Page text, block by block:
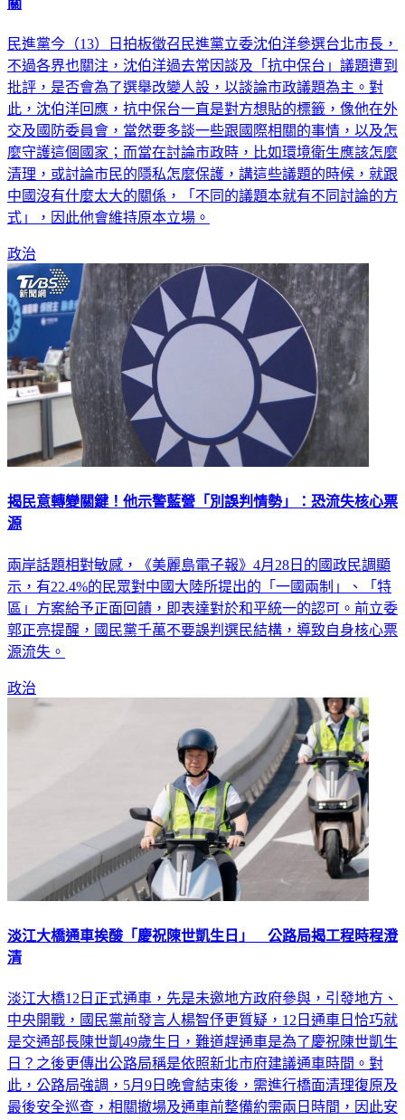
民進黨今（13）日拍板徵召民進黨立委沈伯洋參選台北市長，
不過各界也關注，沈伯洋過去常因談及「抗中保台」議題遭到
批評，是否會為了選舉改變人設，以談論市政議題為主。對
此，沈伯洋回應，抗中保台一直是對方想貼的標籤，像他在外
交及國防委員會，當然要多談一些跟國際相關的事情，以及怎
麼守護這個國家；而當在討論市政時，比如環境衛生應該怎麼
清理，或討論市民的隱私怎麼保護，講這些議題的時候，就跟
中國沒有什麼太大的關係，「不同的議題本就有不同討論的方
式」，因此他會維持原本立場。
政治
揭民意轉變關鍵！他示警藍營「別誤判情勢」：恐流失核心票
源
兩岸話題相對敏感，《美麗島電子報》4月28日的國政民調顯
示，有22.4%的民眾對中國大陸所提出的「一國兩制」、「特
區」方案給予正面回饋，即表達對於和平統一的認可。前立委
郭正亮提醒，國民黨千萬不要誤判選民結構，導致自身核心票
源流失。
政治
淡江大橋通車挨酸「慶祝陳世凱生日」 公路局揭工程時程澄
清
淡江大橋12日正式通車，先是未邀地方政府參與，引發地方、
中央開戰，國民黨前發言人楊智伃更質疑，12日通車日恰巧就
是交通部長陳世凱49歲生日，難道趕通車是為了慶祝陳世凱生
日？之後更傳出公路局稱是依照新北市府建議通車時間。對
此，公路局強調，5月9日晚會結束後，需進行橋面清理復原及
最後安全巡查，相關撤場及通車前整備約需兩日時間，因此安